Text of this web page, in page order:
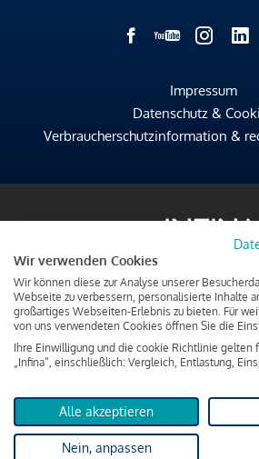
Impressum
Datenschutz &
Verbraucherschutzinformation &
Wir verwenden Cookies
Wir können diese zur Analyse unserer
Webseite zu verbessern, personalisierte Inhalte
großartiges Webseiten-Erlebnis zu bieten. Für
von uns verwendeten Cookies öffnen Sie die
Ihre Einwilligung und die cookie Richtlinie gelten
„Infina“, einschließlich: Vergleich, Entlastung,
Alle akzeptieren
Nein, anpassen